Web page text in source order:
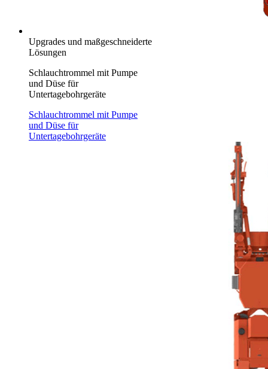
Upgrades und maßgeschneiderte
Lösungen
Schlauchtrommel mit Pumpe
und Düse für
Untertagebohrgeräte
Schlauchtrommel mit Pumpe
und Düse für
Untertagebohrgeräte